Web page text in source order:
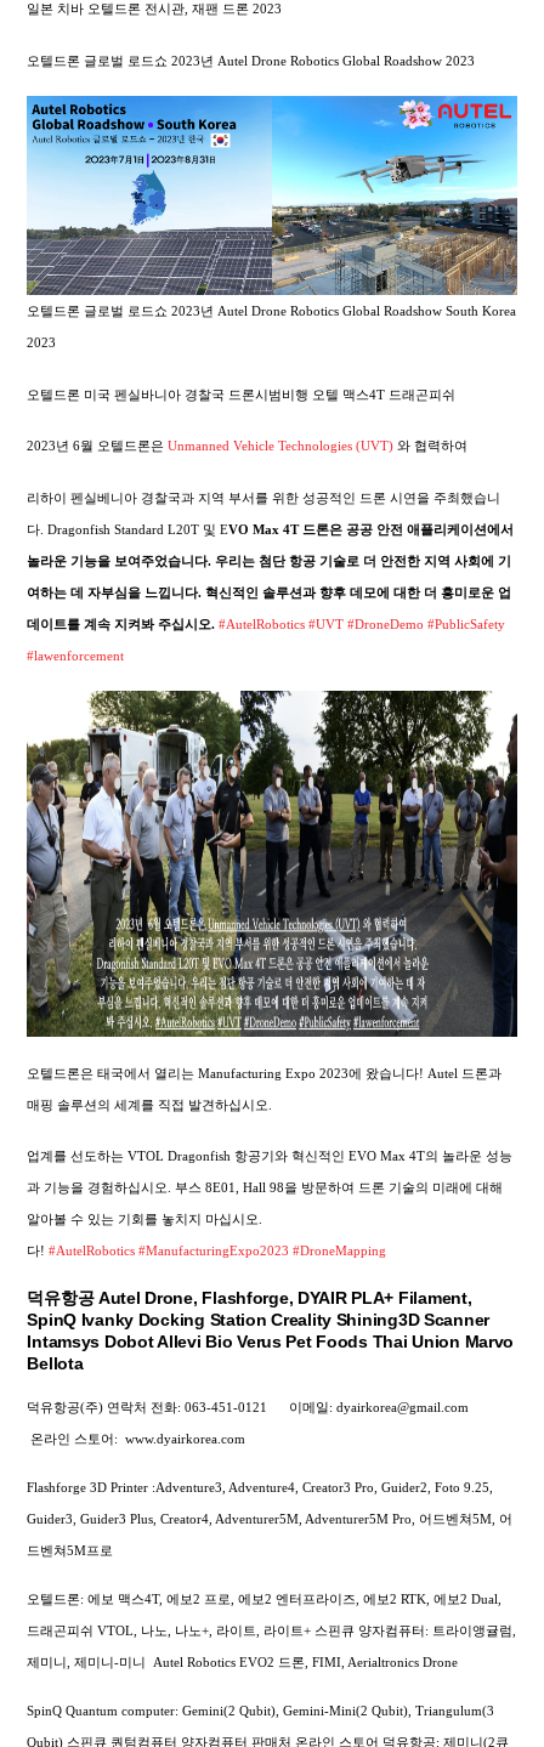
일본 치바 오텔드론 전시관, 재팬 드론 2023
오텔드론 글로벌 로드쇼 2023년 Autel Drone Robotics Global Roadshow 2023
오텔드론 글로벌 로드쇼 2023년 Autel Drone Robotics Global Roadshow South Korea
2023
오텔드론 미국 펜실바니아 경찰국 드론시범비행 오텔 맥스4T 드래곤피쉬
2023년 6월 오텔드론은Unmanned Vehicle Technologies (UVT) 와 협력하여
리하이 펜실베니아 경찰국과 지역 부서를 위한 성공적인 드론 시연을 주최했습니
다. Dragonfish Standard L20T 및 EVO Max 4T 드론은 공공 안전 애플리케이션에서
놀라운 기능을 보여주었습니다. 우리는 첨단 항공 기술로 더 안전한 지역 사회에 기
여하는 데 자부심을 느낍니다. 혁신적인 솔루션과 향후 데모에 대한 더 흥미로운 업
데이트를 계속 지켜봐 주십시오.#AutelRobotics #UVT #DroneDemo #PublicSafety
#lawenforcement
오텔드론은 태국에서 열리는 Manufacturing Expo 2023에 왔습니다! Autel 드론과
매핑 솔루션의 세계를 직접 발견하십시오.
업계를 선도하는 VTOL Dragonfish 항공기와 혁신적인 EVO Max 4T의 놀라운 성능
과 기능을 경험하십시오. 부스 8E01, Hall 98을 방문하여 드론 기술의 미래에 대해
알아볼 수 있는 기회를 놓치지 마십시오.
다!#AutelRobotics #ManufacturingExpo2023 #DroneMapping
덕유항공 Autel Drone, Flashforge, DYAIR PLA+ Filament,
SpinQ Ivanky Docking Station Creality Shining3D Scanner
Intamsys Dobot Allevi Bio Verus Pet Foods Thai Union Marvo
Bellota
덕유항공(주) 연락처 전화: 063-451-0121 이메일: dyairkorea@gmail.com
온라인 스토어: www.dyairkorea.com
Flashforge 3D Printer :Adventure3, Adventure4, Creator3 Pro, Guider2, Foto 9.25,
Guider3, Guider3 Plus, Creator4, Adventurer5M, Adventurer5M Pro, 어드벤쳐5M, 어
드벤쳐5M프로
오텔드론: 에보 맥스4T, 에보2 프로, 에보2 엔터프라이즈, 에보2 RTK, 에보2 Dual,
드래곤피쉬 VTOL, 나노, 나노+, 라이트, 라이트+ 스핀큐 양자컴퓨터: 트라이앵귤럼,
제미니, 제미니-미니 Autel Robotics EVO2 드론, FIMI, Aerialtronics Drone
SpinQ Quantum computer: Gemini(2 Qubit), Gemini-Mini(2 Qubit), Triangulum(3
Qubit) 스핀큐 퀀텀컴퓨터 양자컴퓨터 판매처 온라인 스토어 덕유항공: 제미니(2큐